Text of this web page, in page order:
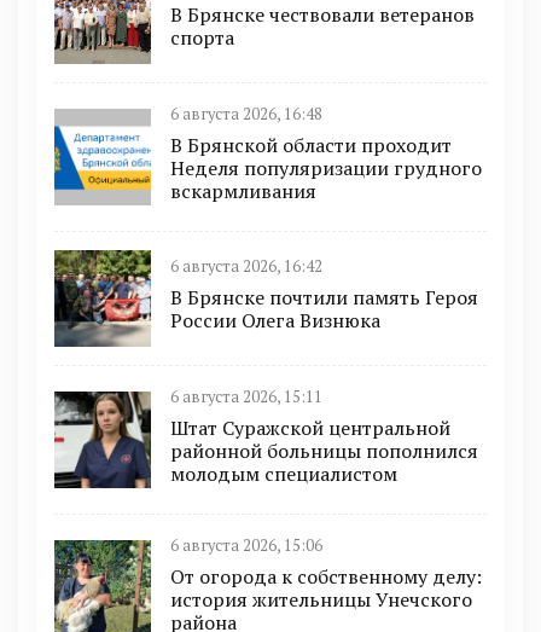
В Брянске чествовали ветеранов
спорта
6 августа 2026, 16:48
В Брянской области проходит
Неделя популяризации грудного
вскармливания
6 августа 2026, 16:42
В Брянске почтили память Героя
России Олега Визнюка
6 августа 2026, 15:11
Штат Суражской центральной
районной больницы пополнился
молодым специалистом
6 августа 2026, 15:06
От огорода к собственному делу:
история жительницы Унечского
района